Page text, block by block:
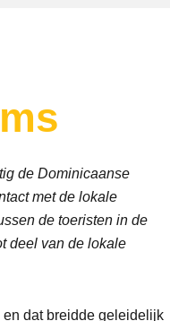
de Dominicaanse
met de lokale
de toeristen in de
deel van de lokale
dat breidde geleidelijk